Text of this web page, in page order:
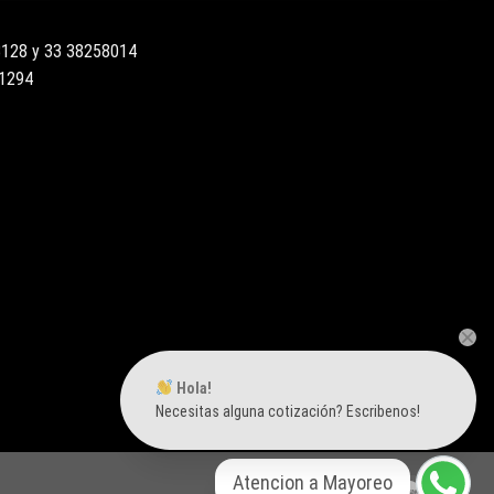
y 33 38258014
Hola!
Necesitas alguna cotización? Escribenos!
Atencion a Mayoreo